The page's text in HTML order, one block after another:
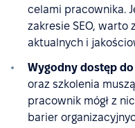
celami pracownika.
zakresie SEO,
aktualnych i
Wygodny dostęp
oraz szkolenia
pracownik mógł z
barier